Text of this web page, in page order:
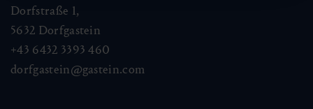
Dorfstraße 1,
5632 Dorfgastein
+43 6432 3393 460
dorfgastein@gastein.com